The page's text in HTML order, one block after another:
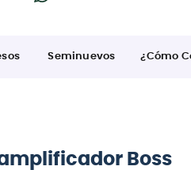
Seminuevos ¿Cómo
Boss